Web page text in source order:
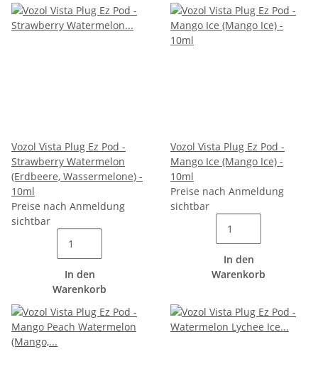
Vozol Vista Plug Ez Pod -
Strawberry Watermelon
(Erdbeere, Wassermelone) -
10ml
Preise nach Anmeldung
sichtbar
In den
Warenkorb
Vozol Vista Plug Ez Pod -
Mango Ice (Mango Ice) -
10ml
Preise nach Anmeldung
sichtbar
In den
Warenkorb